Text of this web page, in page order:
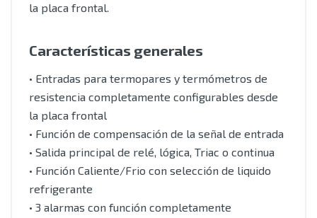
la placa frontal.
Características generales
• Entradas para termopares y termómetros de
resistencia completamente configurables desde
la placa frontal
• Función de compensación de la señal de entrada
• Salida principal de relé, lógica, Triac o continua
• Función Caliente/Frio con selección de liquido
refrigerante
• 3 alarmas con función completamente